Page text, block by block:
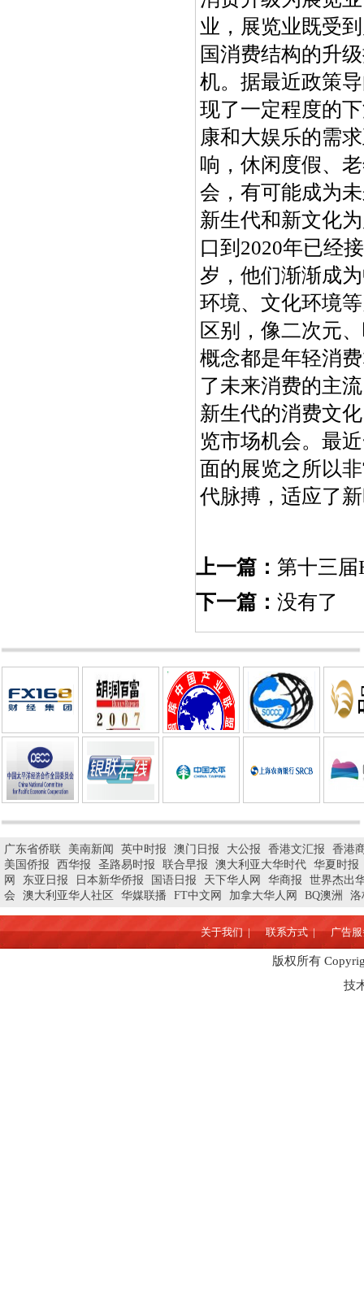
业，展览业既受
国消费结构的升
机。据最近政策
现了一定程度的
康和大娱乐的需
响，休闲度假、
会，有可能成为
新生代和新文化
口到2020年已经
岁，他们渐渐成
环境、文化环境
区别，像二次元
概念都是年轻消
了未来消费的主
新生代的消费文
览市场机会。最
面的展览之所以
代脉搏，适应了
上一篇： 第十三届
下一篇： 没有了
广东省侨联 美南新闻 英中时报 澳门日报 大公报 香港文汇报
香港
美国侨报
西华报 圣路易时报 联合早报 澳大利亚大华时代 华夏时报
网
东亚日报 日本新华侨报 国语日报 天下华人网 华商报
世界杰出
会
澳大利亚华人社区 华媒联播 FT中文网 加拿大华人网 BQ澳洲 洛
关于我们 | 联系方式 | 广告
版权所有
技